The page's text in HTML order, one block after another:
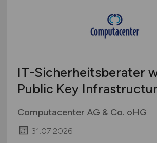
IT-Sicherheitsberater
Public Key
Computacenter AG & Co. oHG
31.07.2026